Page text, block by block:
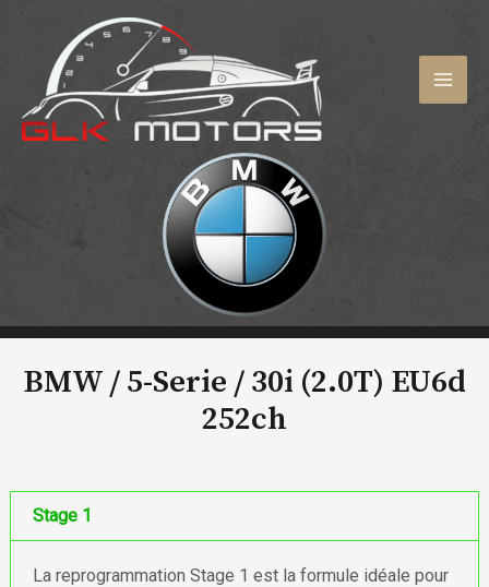
contenu
BMW / 5-Serie /30i (2.0T) EU6d
252ch
Stage 1
La reprogrammation Stage 1 est la formule idéale pour